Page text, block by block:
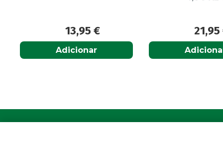
21,95€
Adicionar
13,99